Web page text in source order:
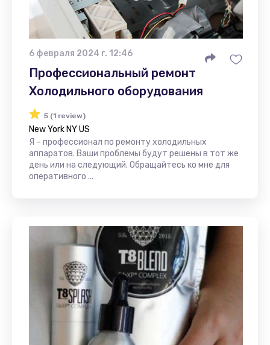
6 февраля 2024 г. 12:46
Профессиональный ремонт
Холодильного оборудования
5 (1 review)
New York NY US
Я – профессионал по ремонту холодильных
аппаратов. Ваши проблемы будут решены в тот же
день или на следующий. Обращайтесь ко мне для
оперативного ...